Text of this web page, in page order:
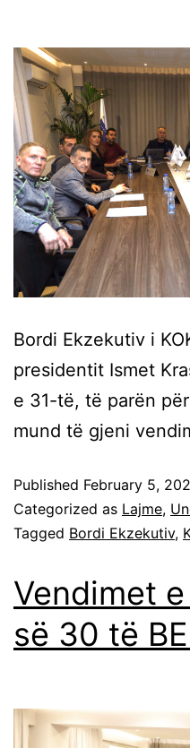
Bordi Ekzekutiv i
presidentit Ismet
e 31-të, të parën
mund të gjeni
Published February 5,
Categorized as Lajme,
Tagged Bordi Ekzekutiv,
Vendimet
së 30 të